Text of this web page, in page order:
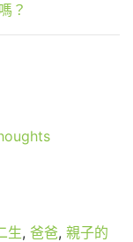
？
生, 爸爸, 親子的